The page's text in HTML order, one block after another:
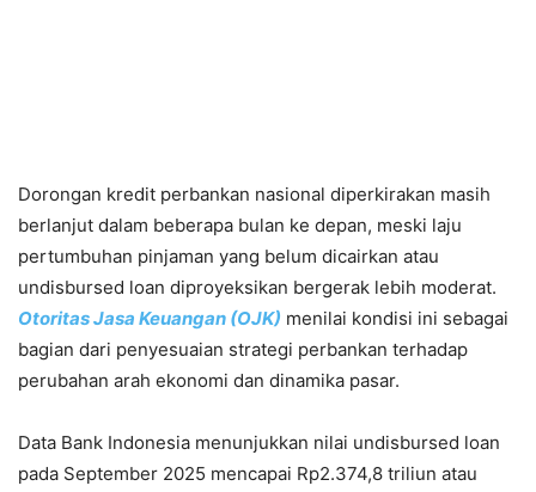
Dorongan kredit perbankan nasional diperkirakan masih
berlanjut dalam beberapa bulan ke depan, meski laju
pertumbuhan pinjaman yang belum dicairkan atau
undisbursed loan diproyeksikan bergerak lebih moderat.
Otoritas Jasa Keuangan (OJK) menilai kondisi ini sebagai
bagian dari penyesuaian strategi perbankan terhadap
perubahan arah ekonomi dan dinamika pasar.
Data Bank Indonesia menunjukkan nilai undisbursed loan
pada September 2025 mencapai Rp2.374,8 triliun atau